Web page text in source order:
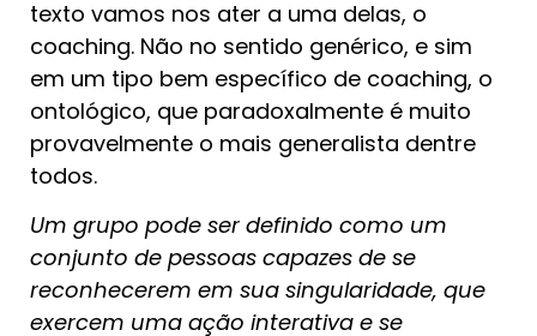
texto vamos nos ater a uma delas, o
coaching. Não no sentido genérico, e sim
em um tipo bem específico de coaching, o
ontológico, que paradoxalmente é muito
provavelmente o mais generalista dentre
todos.
Um grupo pode ser definido como um
conjunto de pessoas capazes de se
reconhecerem em sua singularidade, que
exercem uma ação interativa e se